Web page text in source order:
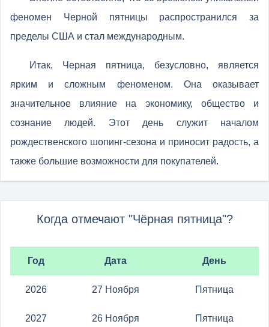
феномен Черной пятницы распространился за
пределы США и стал международным.
Итак, Черная пятница, безусловно, является
ярким и сложным феноменом. Она оказывает
значительное влияние на экономику, общество и
сознание людей. Этот день служит началом
рождественского шопинг-сезона и приносит радость, а
также большие возможности для покупателей.
Когда отмечают "Чёрная пятница"?
Год Дата День
2026 27 Ноября Пятница
2027 26 Ноября Пятница